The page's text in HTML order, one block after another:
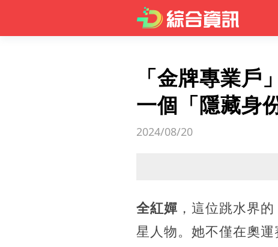
「金牌專業戶
一個「隱藏身
2024/08/20
全紅嬋 ，這位跳水界的
星人物。她不僅在奧